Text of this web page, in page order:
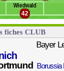
42
Wiedwald
fiches CLUB
Bayer
Borussia